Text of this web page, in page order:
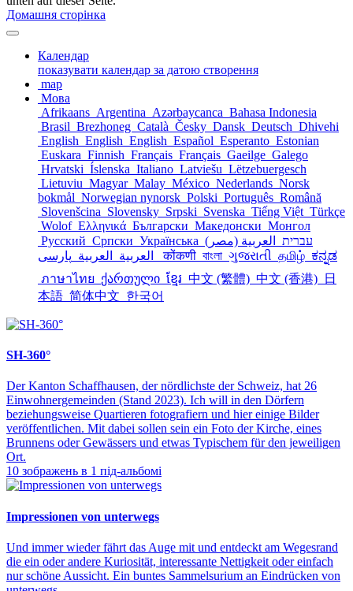
Домашня сторінка
Календар
показувати календар за датою створення
map
Мова
Afrikaans Argentina Azərbaycanca Bahasa Indonesia
Brasil Brezhoneg Català Česky Dansk Deutsch Dhivehi
English English English Español Esperanto Estonian
Euskara Finnish Français Français Gaeilge Galego
Hrvatski Íslenska Italiano Latviešu Lëtzebuergesch
Lietuviu Magyar Malay México Nederlands Norsk
bokmål Norwegian nynorsk Polski Português Română
Slovenšcina Slovensky Srpski Svenska Tiếng Việt Türkçe
Wolof Ελληνικά Български Македонски Монгол
Русский Српски Українська עברית
العربية (مصر)
العربية
العربية कोंकणी বাংলা ગુજરાતી தமிழ் ಕನ್ನಡ
ภาษาไทย ქართული ខ្មែរ 中文 (繁體) 中文 (香港)
日
本語 简体中文 한국어
SH-360°
Der Kanton Schaffhausen, der nördlichste der Schweiz, hat 26
Einwohnergemeinden (Stand 2023). Ich will in den Dörfern
beziehungsweise Quartieren fotografiern und hier einige Bilder
veröffentlichen. Mit dabei sollen sein ein Foto der Kirche, eines
Brunnens oder Gewässers und etwas Typischem für den jeweiligen
Ort.
10 зображень в 1 під-альбомі
Impressionen von unterwegs
Und immer wieder fährt das Auge mit und entdeckt am Wegesrand
die ein oder andere Kuriosität, interessante Nettigkeit oder einfach
nur schöne Aussicht. Ein buntes Sammelsurium an Eindrücken von